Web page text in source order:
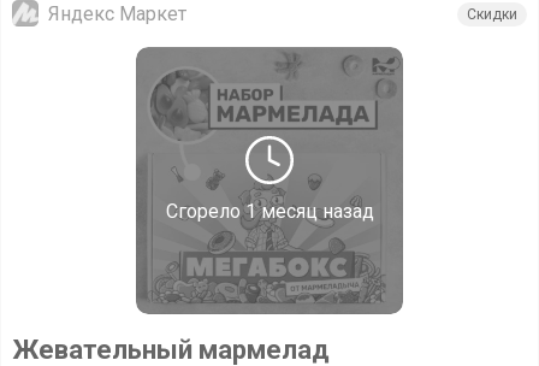
Сгорело1 месяц назад
Яндекс Маркет Скидки
Жевательный мармелад